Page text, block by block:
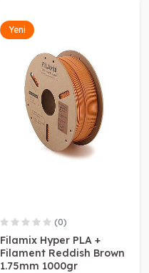
Yeni
(0)
Filamix Hyper PLA +
Filament Reddish Brown
1.75mm 1000gr